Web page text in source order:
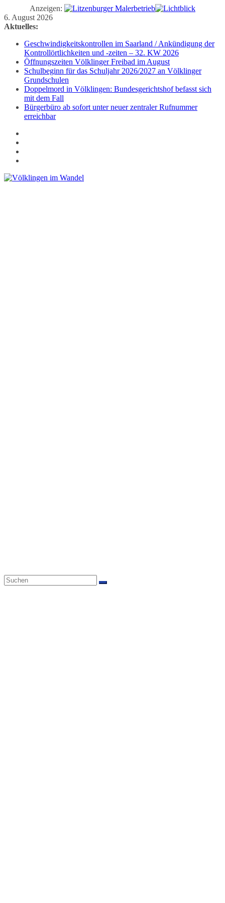
Anzeigen:
Zum
Inhalt
6. August 2026
Aktuelles:
Geschwindigkeitskontrollen im Saarland / Ankündigung der
Kontrollörtlichkeiten und -zeiten – 32. KW 2026
Öffnungszeiten Völklinger Freibad im August
Schulbeginn für das Schuljahr 2026/2027 an Völklinger
Grundschulen
Doppelmord in Völklingen: Bundesgerichtshof befasst sich
mit dem Fall
Bürgerbüro ab sofort unter neuer zentraler Rufnummer
erreichbar